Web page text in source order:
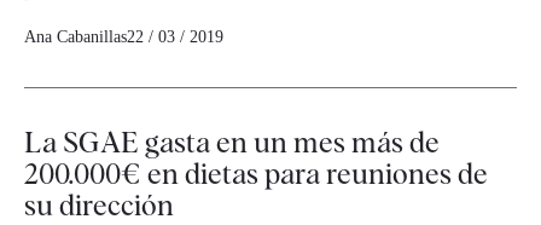
Ana Cabanillas22 / 03 / 2019
La SGAE gasta en un mes más de
200.000€ en dietas para reuniones de
su dirección